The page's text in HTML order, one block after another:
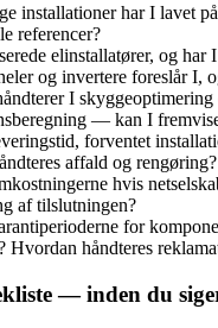
installationer har I lavet
referencer?
elinstallatører, og har
og invertere foreslår I,
I skyggeoptimering
— kan I
forventet
affald og rengøring?
hvis
af tilslutningen?
for
Hvordan håndteres
— inden du